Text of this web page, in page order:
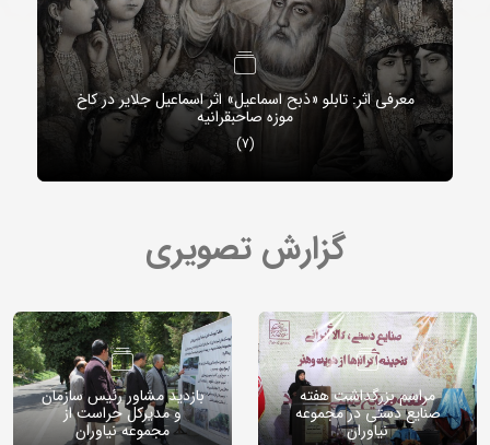
معرفی اثر: تابلو «ذبح اسماعیل» اثر اسماعیل جلایر در کاخ
موزه صاحبقرانیه
(7)
گزارش تصویری
بازدید مشاور رئیس سازمان
و مدیرکل حراست از
مجموعه نیاوران
مراسم بزرگداشت هفته
صنایع دستی در مجموعه
نیاوران